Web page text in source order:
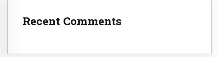
Recent Comments